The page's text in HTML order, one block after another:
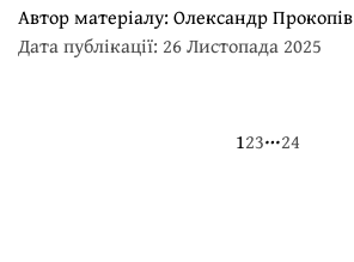
Автор матеріалу: Олександр Прокопів
Дата публікації: 26 Листопада 2025
123…24